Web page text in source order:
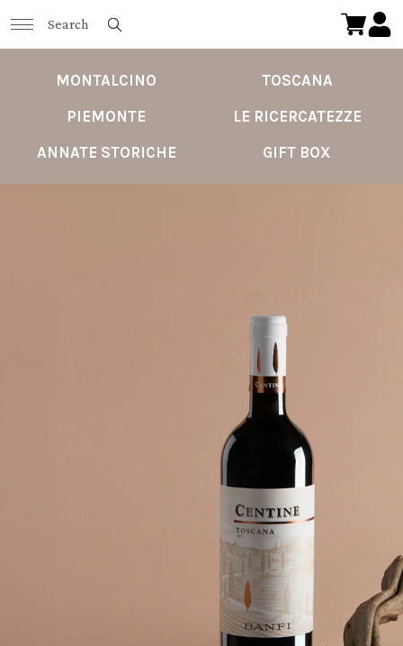
MONTALCINO
TOSCANA
PIEMONTE
LE RICERCATEZZE
ANNATE STORICHE
GIFT BOX